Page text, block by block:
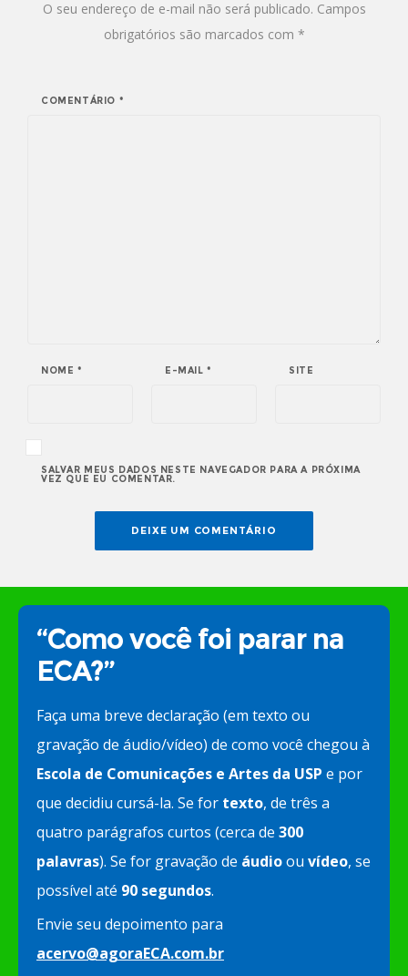
O seu endereço de e-mail não será publicado. Campos
obrigatórios são marcados com *
COMENTÁRIO *
NOME * E-MAIL* SITE
SALVAR MEUS DADOS NESTE NAVEGADOR PARA A PRÓXIMA
VEZ QUE EU COMENTAR.
“Como você foi parar na
ECA?”
Faça uma breve declaração (em texto ou
gravação de áudio/vídeo) de como você chegou à
Escola de Comunicações e Artes da USP e por
que decidiu cursá-la. Se for texto, de três a
quatro parágrafos curtos (cerca de 300
palavras). Se for gravação de áudioou vídeo, se
possível até 90 segundos.
Envie seu depoimento para
acervo@agoraECA.com.br